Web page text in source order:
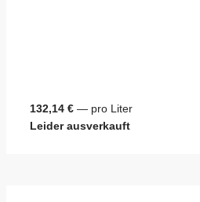
132,14 € — pro Liter
Leider ausverkauft
gehalten werden? Dann melden Sie